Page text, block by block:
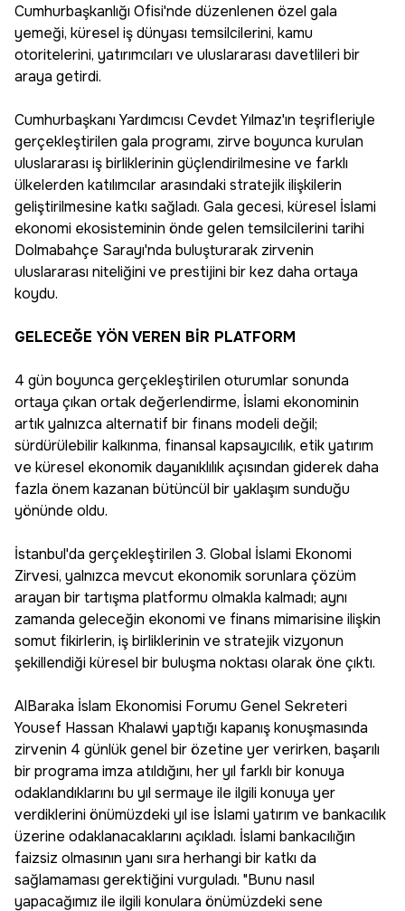
Cumhurbaşkanlığı Ofisi'nde düzenlenen özel gala
yemeği, küresel iş dünyası temsilcilerini, kamu
otoritelerini, yatırımcıları ve uluslararası davetlileri bir
araya getirdi.
Cumhurbaşkanı Yardımcısı Cevdet Yılmaz'ın teşrifleriyle
gerçekleştirilen gala programı, zirve boyunca kurulan
uluslararası iş birliklerinin güçlendirilmesine ve farklı
ülkelerden katılımcılar arasındaki stratejik ilişkilerin
geliştirilmesine katkı sağladı. Gala gecesi, küresel İslami
ekonomi ekosisteminin önde gelen temsilcilerini tarihi
Dolmabahçe Sarayı'nda buluşturarak zirvenin
uluslararası niteliğini ve prestijini bir kez daha ortaya
koydu.
GELECEĞE YÖN VEREN BİR PLATFORM
4 gün boyunca gerçekleştirilen oturumlar sonunda
ortaya çıkan ortak değerlendirme, İslami ekonominin
artık yalnızca alternatif bir finans modeli değil;
sürdürülebilir kalkınma, finansal kapsayıcılık, etik yatırım
ve küresel ekonomik dayanıklılık açısından giderek daha
fazla önem kazanan bütüncül bir yaklaşım sunduğu
yönünde oldu.
İstanbul'da gerçekleştirilen 3. Global İslami Ekonomi
Zirvesi, yalnızca mevcut ekonomik sorunlara çözüm
arayan bir tartışma platformu olmakla kalmadı; aynı
zamanda geleceğin ekonomi ve finans mimarisine ilişkin
somut fikirlerin, iş birliklerinin ve stratejik vizyonun
şekillendiği küresel bir buluşma noktası olarak öne çıktı.
AlBaraka İslam Ekonomisi Forumu Genel Sekreteri
Yousef Hassan Khalawi yaptığı kapanış konuşmasında
zirvenin 4 günlük genel bir özetine yer verirken, başarılı
bir programa imza atıldığını, her yıl farklı bir konuya
odaklandıklarını bu yıl sermaye ile ilgili konuya yer
verdiklerini önümüzdeki yıl ise İslami yatırım ve bankacılık
üzerine odaklanacaklarını açıkladı. İslami bankacılığın
faizsiz olmasının yanı sıra herhangi bir katkı da
sağlamaması gerektiğini vurguladı. "Bunu nasıl
yapacağımız ile ilgili konulara önümüzdeki sene